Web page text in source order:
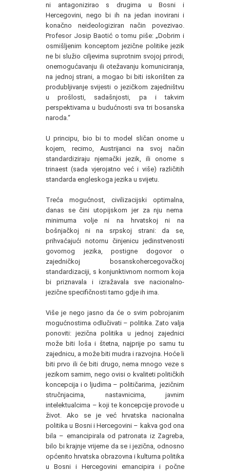
ni antagonizirao s drugima u Bosni i
Hercegovini, nego bi ih na jedan inovirani i
konačno neideologiziran način povezivao.
Profesor Josip Baotić o tomu piše: „Dobrim i
osmišljenim konceptom jezične politike jezik
ne bi služio ciljevima suprotnim svojoj prirodi,
onemogućavanju ili otežavanju komuniciranja,
na jednoj strani, a mogao bi biti iskorišten za
produbljivanje svijesti o jezičkom zajedništvu
u prošlosti, sadašnjosti, pa i takvim
perspektivama u budućnosti sva tri bosanska
naroda.“
U principu, bio bi to model sličan onome u
kojem, recimo, Austrijanci na svoj način
standardiziraju njemački jezik, ili onome s
trinaest (sada vjerojatno već i više) različitih
standarda engleskoga jezika u svijetu.
Treća mogućnost, civilizacijski optimalna,
danas se čini utopijskom jer za nju nema
minimuma volje ni na hrvatskoj ni na
bošnjačkoj ni na srpskoj strani: da se,
prihvaćajući notornu činjenicu jedinstvenosti
govornog jezika, postigne dogovor o
zajedničkoj bosanskohercegovačkoj
standardizaciji, s konjunktivnom normom koja
bi priznavala i izražavala sve nacionalno-
jezične specifičnosti tamo gdje ih ima.
Više je nego jasno da će o svim pobrojanim
mogućnostima odlučivati – politika. Zato valja
ponoviti: jezična politika u jednoj zajednici
može biti loša i štetna, najprije po samu tu
zajednicu, a može biti mudra i razvojna. Hoće li
biti prvo ili će biti drugo, nema mnogo veze s
jezikom samim, nego ovisi o kvaliteti političkih
koncepcija i o ljudima – političarima, jezičnim
stručnjacima, nastavnicima, javnim
intelektualcima – koji te koncepcije provode u
život. Ako se je već hrvatska nacionalna
politika u Bosni i Hercegovini – kakva god ona
bila – emancipirala od patronata iz Zagreba,
bilo bi krajnje vrijeme da se i jezična, odnosno
općenito hrvatska obrazovna i kulturna politika
u Bosni i Hercegovini emancipira i počne